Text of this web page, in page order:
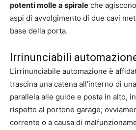
potenti molle a spirale che
aspi di avvolgimento di due cavi
base della porta.
Irrinunciabili
L’irrinunciabile automazione è
trascina una catena all’interno di
parallela alle guide e posta in alto,
rispetto al portone garage;
corrente o a causa di